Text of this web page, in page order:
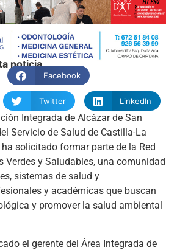
noticia
Facebook
Twitter LinkedIn
Integrada de Alcázar de San
Servicio de Salud de Castilla-La
ha solicitado formar parte de la Red
Verdes y Saludables, una comunidad
sistemas de salud y
y académicas que buscan
y promover la salud ambiental
el gerente del Área Integrada de